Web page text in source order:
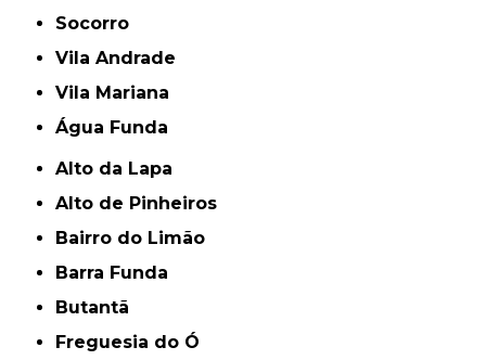
Socorro
Vila Andrade
Vila Mariana
Água Funda
Alto da Lapa
Alto de Pinheiros
Bairro do Limão
Barra Funda
Butantã
Freguesia do Ó